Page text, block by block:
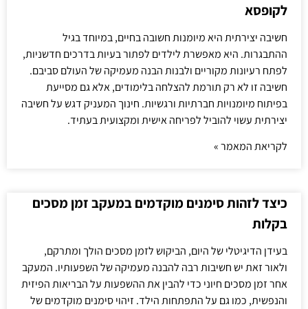
לקופסא
חשיבה יצירתית היא מיומנות חשובה בחיים, במיוחד בגיל
ההתבגרות. היא מאפשרת לילדים לפתור בעיות בדרכים חדשניות,
לפתח רעיונות מקוריים ולבנות הבנה מעמיקה של העולם סביבם.
חשיבה זו לא רק תורמת להצלחה בלימודים, אלא גם מסייעת
בפיתוח מיומנויות חברתיות ורגשיות. חינוך המעניק דגש על חשיבה
יצירתית עשוי להוביל לפריחה אישית ומקצועית בעתיד.
לקריאת המאמר »
כיצד לזהות סימנים מוקדמים במעקב זמן מסכים
בקלות
בעידן הדיגיטלי של היום, הביקוש לזמן מסכים הולך ומתרקם,
ולאור זאת יש חשיבות רבה להבנה מעמיקה של השפעותיו. המעקב
אחר זמן מסכים חיוני כדי להבין את ההשפעות על הבריאות הפיזית
והנפשית, כמו גם על התפתחות הילד. זיהוי סימנים מוקדמים של